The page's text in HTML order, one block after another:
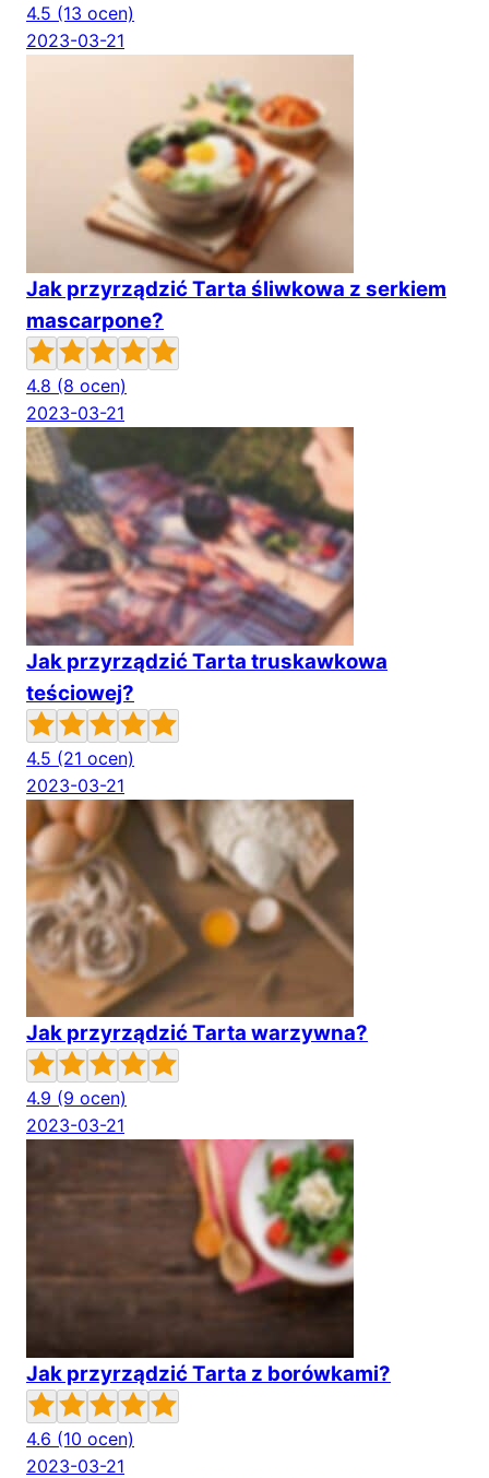
4.5 (13 ocen)
2023-03-21
Jak przyrządzić Tarta śliwkowa z serkiem
mascarpone?
4.8 (8 ocen)
2023-03-21
Jak przyrządzić Tarta truskawkowa
teściowej?
4.5 (21 ocen)
2023-03-21
Jak przyrządzić Tarta warzywna?
4.9 (9 ocen)
2023-03-21
Jak przyrządzić Tarta z borówkami?
4.6 (10 ocen)
2023-03-21